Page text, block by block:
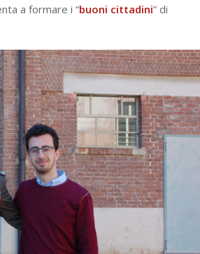
a formare i “buoni cittadini” di